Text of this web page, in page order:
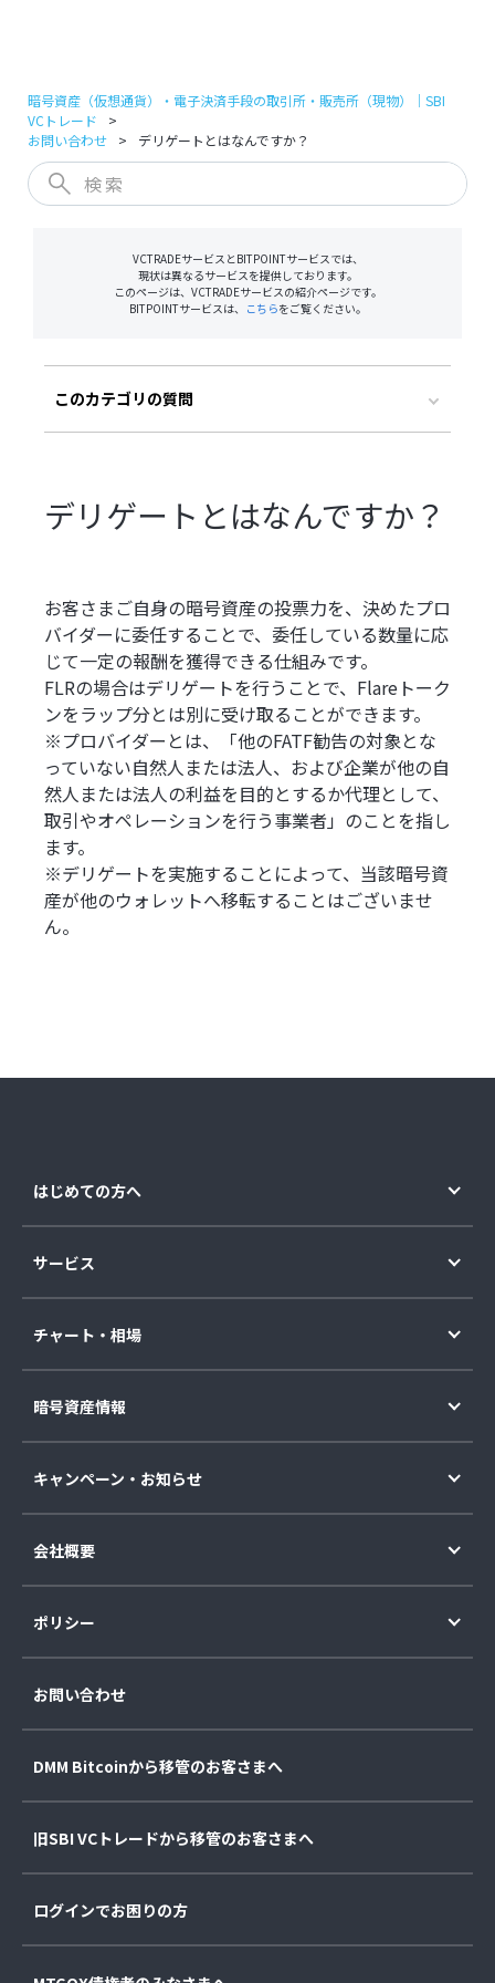
暗号資産（仮想通貨）・電子決済手段の取引所・販売所（現物）｜SBI
VCトレード
お問い合わせ
デリゲートとはなんですか？
VCTRADEサービスとBITPOINTサービスでは、
現状は異なるサービスを提供しております。
このページは、VCTRADEサービスの紹介ページです。
BITPOINTサービスは、 こちらをご覧ください。
このカテゴリの質問
デリゲートとはなんですか？
お客さまご自身の暗号資産の投票力を、決めたプロ
バイダーに委任することで、委任している数量に応
じて一定の報酬を獲得できる仕組みです。
FLRの場合はデリゲートを行うことで、Flareトーク
ンをラップ分とは別に受け取ることができます。
※プロバイダーとは、「他のFATF勧告の対象とな
っていない自然人または法人、および企業が他の自
然人または法人の利益を目的とするか代理として、
取引やオペレーションを行う事業者」のことを指し
ます。
※デリゲートを実施することによって、当該暗号資
産が他のウォレットへ移転することはございませ
ん。
はじめての方へ
サービス
チャート・相場
暗号資産情報
キャンペーン・お知らせ
会社概要
ポリシー
お問い合わせ
DMM Bitcoinから移管のお客さまへ
旧SBI VCトレードから移管のお客さまへ
ログインでお困りの方